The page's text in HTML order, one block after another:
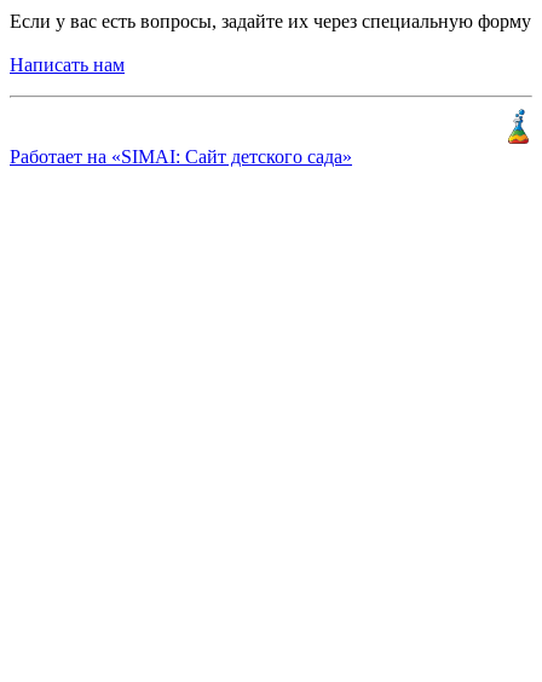
Если у вас есть вопросы, задайте их через специальную форму
Написать нам
Работает на «SIMAI: Сайт детского сада»